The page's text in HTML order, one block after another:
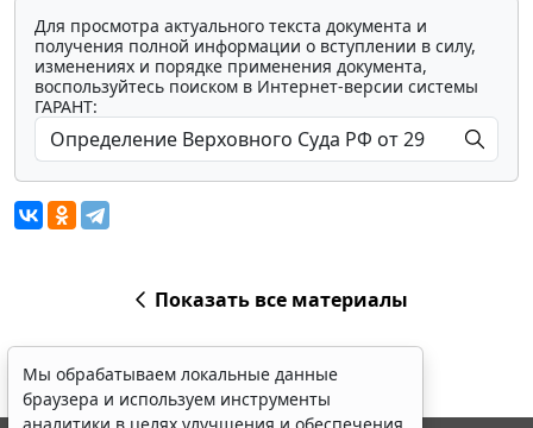
Для просмотра актуального текста документа и
получения полной информации о вступлении в силу,
изменениях и порядке применения документа,
воспользуйтесь поиском в Интернет-версии системы
ГАРАНТ:
Показать все материалы
Мы обрабатываем локальные данные
браузера и используем инструменты